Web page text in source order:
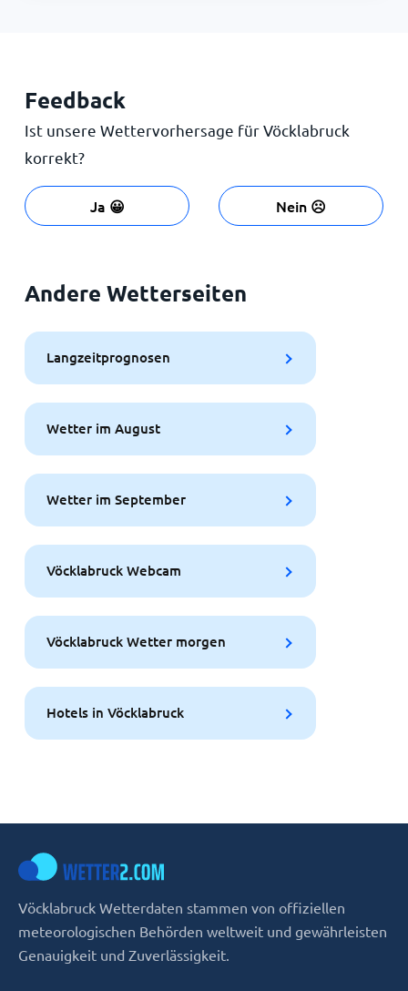
Feedback
Ist unsere Wettervorhersage für Vöcklabruck
korrekt?
Ja 😀 Nein ☹️
Andere Wetterseiten
Langzeitprognosen
Wetter im August
Wetter im September
Vöcklabruck Webcam
Vöcklabruck Wetter morgen
Hotels in Vöcklabruck
Vöcklabruck Wetterdaten stammen von offiziellen
meteorologischen Behörden weltweit und gewährleisten
Genauigkeit und Zuverlässigkeit.